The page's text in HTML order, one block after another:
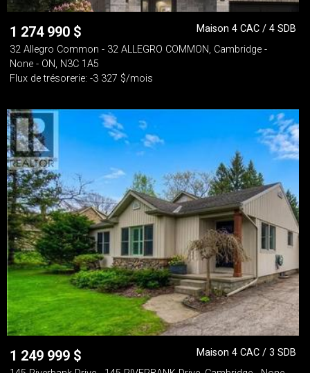
1 274 990 $
Maison 4 CAC / 4 SDB
32 Allegro Common - 32 ALLEGRO COMMON, Cambridge -
None - ON, N3C 1A5
Flux de trésorerie: -3 327 $/mois
1 249 999 $
Maison 4 CAC / 3 SDB